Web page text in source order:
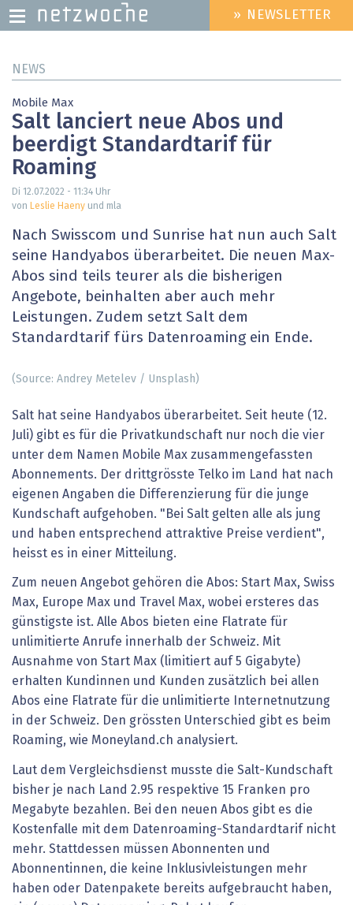
zum
HEADER
MENU
» NEWSLETTER
NEWS
Mobile Max
Salt lanciert neue Abos und
beerdigt Standardtarif für
Roaming
Di 12.07.2022 - 11:34 Uhr
von Leslie Haeny und mla
Nach Swisscom und Sunrise hat nun auch Salt
seine Handyabos überarbeitet. Die neuen Max-
Abos sind teils teurer als die bisherigen
Angebote, beinhalten aber auch mehr
Leistungen. Zudem setzt Salt dem
Standardtarif fürs Datenroaming ein Ende.
(Source: Andrey Metelev / Unsplash)
Salt hat seine Handyabos überarbeitet. Seit heute (12.
Juli) gibt es für die Privatkundschaft nur noch die vier
unter dem Namen Mobile Max zusammengefassten
Abonnements. Der drittgrösste Telko im Land hat nach
eigenen Angaben die Differenzierung für die junge
Kundschaft aufgehoben. "Bei Salt gelten alle als jung
und haben entsprechend attraktive Preise verdient",
heisst es in einer Mitteilung.
Zum neuen Angebot gehören die Abos: Start Max, Swiss
Max, Europe Max und Travel Max, wobei ersteres das
günstigste ist. Alle Abos bieten eine Flatrate für
unlimitierte Anrufe innerhalb der Schweiz. Mit
Ausnahme von Start Max (limitiert auf 5 Gigabyte)
erhalten Kundinnen und Kunden zusätzlich bei allen
Abos eine Flatrate für die unlimitierte Internetnutzung
in der Schweiz. Den grössten Unterschied gibt es beim
Roaming, wie Moneyland.ch analysiert.
Laut dem Vergleichsdienst musste die Salt-Kundschaft
bisher je nach Land 2.95 respektive 15 Franken pro
Megabyte bezahlen. Bei den neuen Abos gibt es die
Kostenfalle mit dem Datenroaming-Standardtarif nicht
mehr. Stattdessen müssen Abonnenten und
Abonnentinnen, die keine Inklusivleistungen mehr
haben oder Datenpakete bereits aufgebraucht haben,